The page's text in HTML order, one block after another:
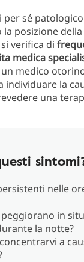
per sé
posizione della
verifica di
medica
medico
individuare la
una
nelle
in
la notte?
a